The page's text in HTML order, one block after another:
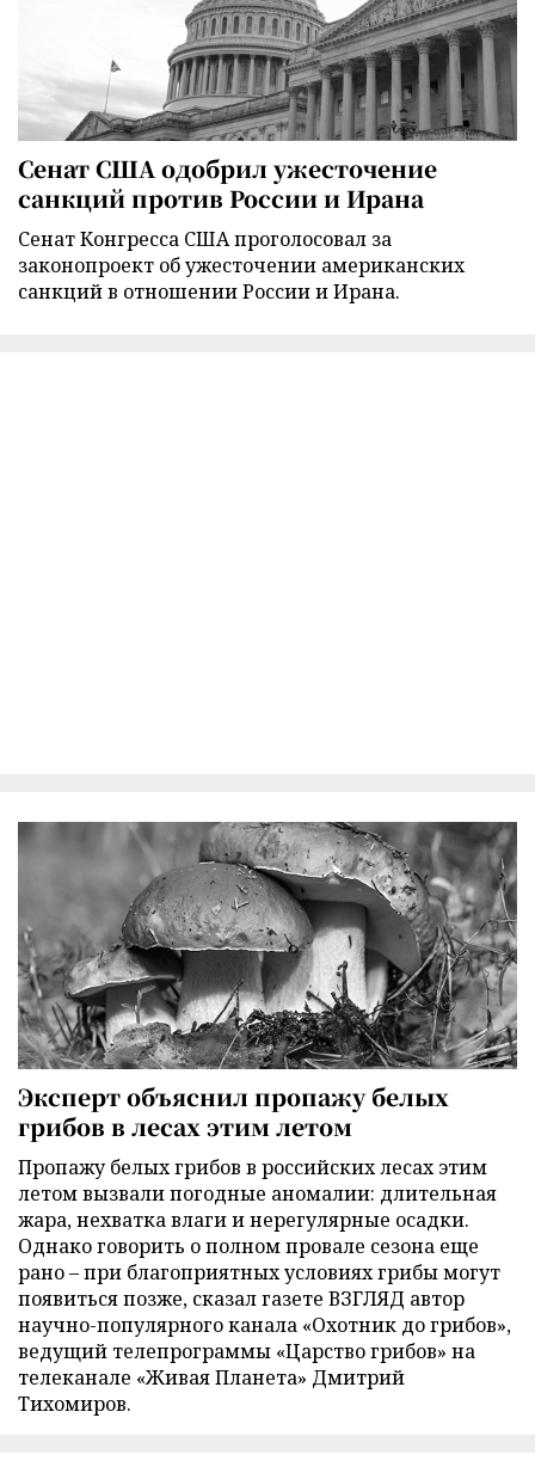
Сенат США одобрил ужесточение
санкций против России и Ирана
Сенат Конгресса США проголосовал за
законопроект об ужесточении американских
санкций в отношении России и Ирана.
Эксперт объяснил пропажу белых
грибов в лесах этим летом
Пропажу белых грибов в российских лесах этим
летом вызвали погодные аномалии: длительная
жара, нехватка влаги и нерегулярные осадки.
Однако говорить о полном провале сезона еще
рано – при благоприятных условиях грибы могут
появиться позже, сказал газете ВЗГЛЯД автор
научно-популярного канала «Охотник до грибов»,
ведущий телепрограммы «Царство грибов» на
телеканале «Живая Планета» Дмитрий
Тихомиров.